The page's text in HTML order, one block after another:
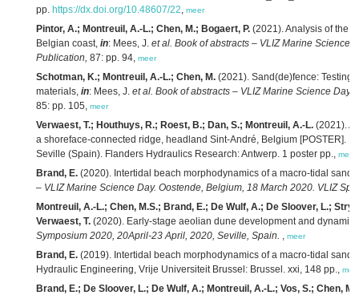
pp. https://dx.doi.org/10.48607/22, meer
Pintor, A.; Montreuil, A.-L.; Chen, M.; Bogaert, P. (2021). Analysis of the
Belgian coast, in: Mees, J. et al. Book of abstracts – VLIZ Marine Science
Publication, 87: pp. 94, meer
Schotman, K.; Montreuil, A.-L.; Chen, M. (2021). Sand(de)fence: Testing
materials, in: Mees, J. et al. Book of abstracts – VLIZ Marine Science
85: pp. 105, meer
Verwaest, T.; Houthuys, R.; Roest, B.; Dan, S.; Montreuil, A.-L. (2021). A
a shoreface-connected ridge, headland Sint-André, Belgium [POSTER].
Seville (Spain). Flanders Hydraulics Research: Antwerp. 1 poster pp., meer
Brand, E. (2020). Intertidal beach morphodynamics of a macro-tidal
– VLIZ Marine Science Day. Oostende, Belgium, 18 March 2020. VLIZ
Montreuil, A.-L.; Chen, M.S.; Brand, E.; De Wulf, A.; De Sloover, L.;
Verwaest, T. (2020). Early-stage aeolian dune development and
Symposium 2020, 20April-23 April, 2020, Seville, Spain. , meer
Brand, E. (2019). Intertidal beach morphodynamics of a macro-tidal
Hydraulic Engineering, Vrije Universiteit Brussel: Brussel. xxi, 148 pp.,
Brand, E.; De Sloover, L.; De Wulf, A.; Montreuil, A.-L.; Vos, S.; Chen, M.